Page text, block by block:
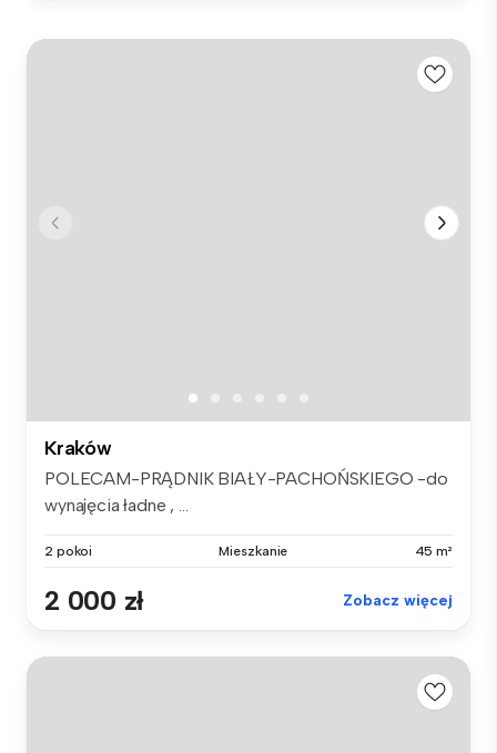
Kraków
POLECAM-PRĄDNIK BIAŁY-PACHOŃSKIEGO -do
wynajęcia ładne , ...
2 pokoi Mieszkanie 45 m²
2 000 zł Zobacz więcej